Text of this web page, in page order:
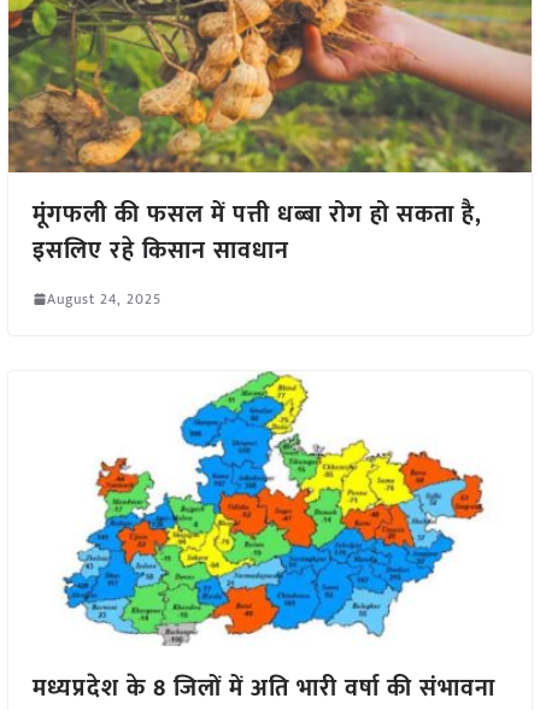
मूंगफली की फसल में पत्ती धब्बा रोग हो सकता है,
इसलिए रहे किसान सावधान
August 24, 2025
मध्यप्रदेश के 8 जिलों में अति भारी वर्षा की संभावना